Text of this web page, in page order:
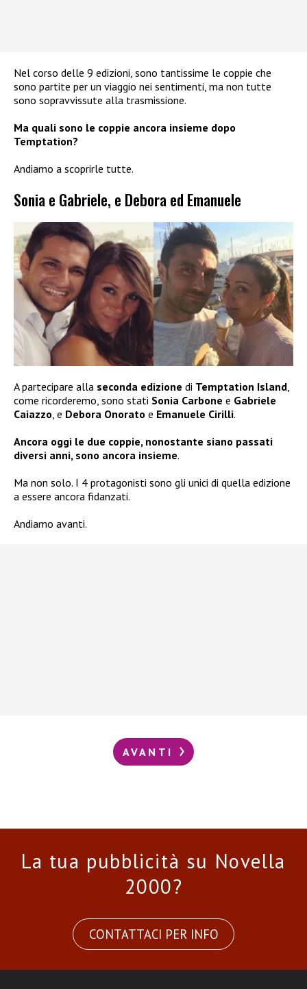
Nel corso delle 9 edizioni, sono tantissime le coppie che
sono partite per un viaggio nei sentimenti, ma non tutte
sono sopravvissute alla trasmissione.
Ma quali sono le coppie ancora insieme dopo
Temptation?
Andiamo a scoprirle tutte.
Sonia e Gabriele, e Debora ed Emanuele
A partecipare alla seconda edizione di Temptation Island,
come ricorderemo, sono stati Sonia Carbone e Gabriele
Caiazzo, e Debora Onorato e Emanuele Cirilli.
Ancora oggi le due coppie, nonostante siano passati
diversi anni, sono ancora insieme.
Ma non solo. I 4 protagonisti sono gli unici di quella edizione
a essere ancora fidanzati.
Andiamo avanti.
AVANTI
La tua pubblicità su Novella
2000?
CONTATTACI PER INFO